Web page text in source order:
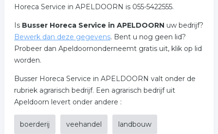
Horeca Service in APELDOORN is 055-5422555.
Is Busser Horeca Service in APELDOORN uw bedrijf?
Bewerk dan deze gegevens. Bent u nog geen lid?
Probeer dan Apeldoornonderneemt gratis uit, klik op lid
worden.
Busser Horeca Service in APELDOORN valt onder de
rubriek agrarisch bedrijf. Een agrarisch bedrijf uit
Apeldoorn levert onder andere :
boerderij veehandel landbouw